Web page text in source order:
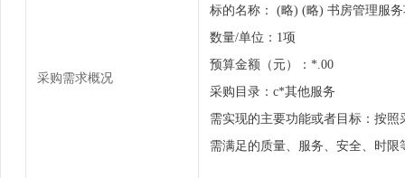
采购需求概况
标的名称： (略) (略) 书房管理服
数量/单位：1项
预算金额（元）：*.00
采购目录：c*其他服务
需实现的主要功能或者目标：按照
需满足的质量、服务、安全、时